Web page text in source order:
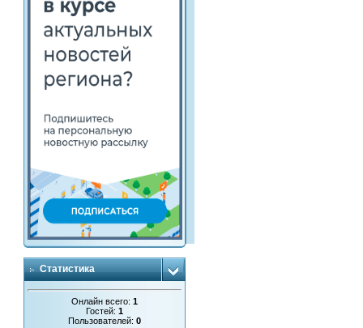
Статистика
Онлайн всего:1
Гостей:1
Пользователей:0